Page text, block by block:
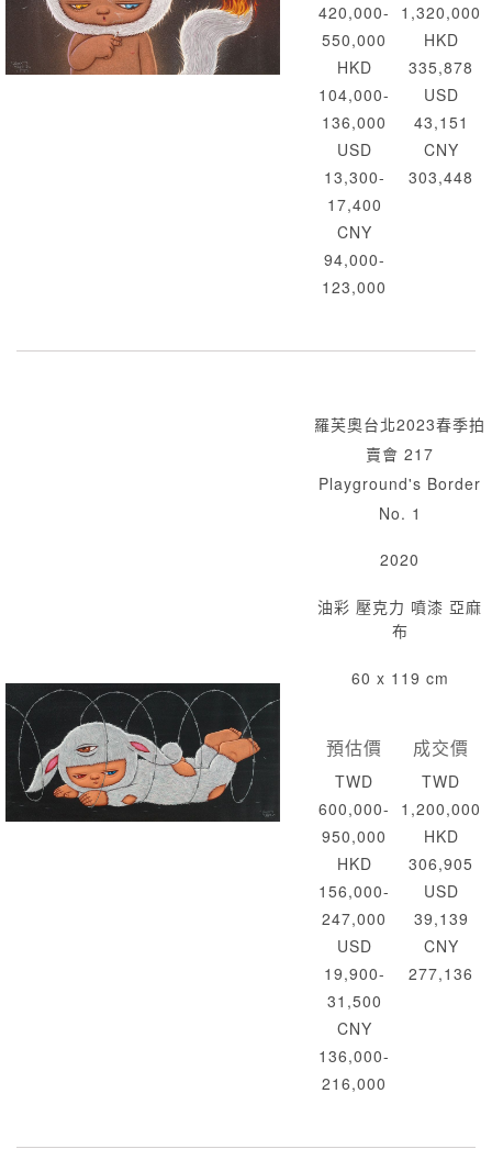
420,000-
550,000
HKD
104,000-
136,000
USD
13,300-
17,400
CNY
94,000-
123,000
1,320,000
HKD
335,878
USD
43,151
CNY
303,448
羅芙奧台北2023春季拍
賣會 217
Playground's Border
No. 1
2020
油彩 壓克力 噴漆 亞麻
布
60 x 119 cm
預估價
TWD
600,000-
950,000
HKD
156,000-
247,000
USD
19,900-
31,500
CNY
136,000-
216,000
成交價
TWD
1,200,000
HKD
306,905
USD
39,139
CNY
277,136